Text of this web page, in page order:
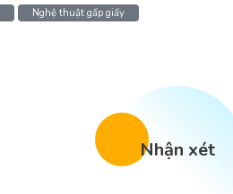
Nghệ thuật gấp giấy
Nhận xét